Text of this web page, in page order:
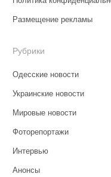
Размещение рекламы
Рубрики
Одесские новости
Украинские новости
Мировые новости
Фоторепортажи
Интервью
Анонсы